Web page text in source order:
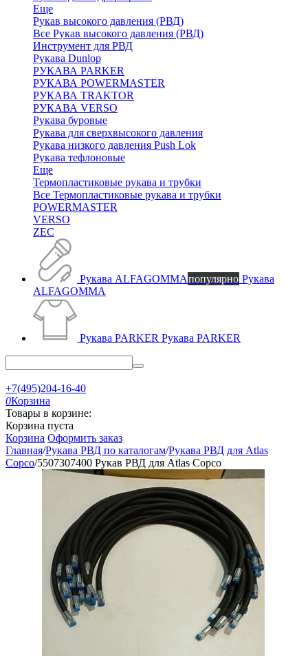
Еще
Рукав высокого давления (РВД)
Все Рукав высокого давления (РВД)
Инструмент для РВД
Рукава Dunlop
РУКАВА PARKER
РУКАВА POWERMASTER
РУКАВА TRAKTOR
РУКАВА VERSO
Рукава буровые
Рукава для сверхвысокого давления
Рукава низкого давления Push Lok
Рукава тефлоновые
Еще
Термопластиковые рукава и трубки
Все Термопластиковые рукава и трубки
POWERMASTER
VERSO
ZEC
Рукава ALFAGOMMAпопулярно Рукава
ALFAGOMMA
Рукава PARKER Рукава PARKER
+7(495)204-16-40
0Корзина
Товары в корзине:
Корзина пуста
Корзина Оформить заказ
Главная/Рукава РВД по каталогам/Рукава РВД для Atlas
Copco/5507307400 Рукав РВД для Atlas Copco